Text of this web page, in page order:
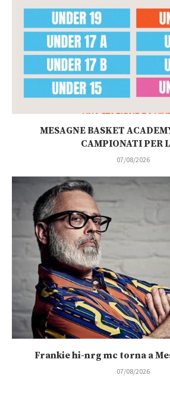
MESAGNE BASKET
CAMPIONATI PER
07/08/2026
Frankie hi-nrg mc torna a
07/08/2026